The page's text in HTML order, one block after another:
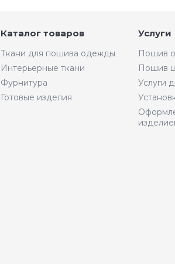
Каталог товаров
Ткани для пошива одежды
Интерьерные ткани
Фурнитура
Готовые изделия
Услуги
Пошив
Пошив
Услуги